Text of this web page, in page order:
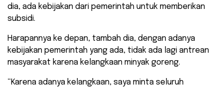
dia, ada kebijakan dari pemerintah untuk memberikan
subsidi.
Harapannya ke depan, tambah dia, dengan adanya
kebijakan pemerintah yang ada, tidak ada lagi antrean
masyarakat karena kelangkaan minyak goreng.
“Karena adanya kelangkaan, saya minta seluruh